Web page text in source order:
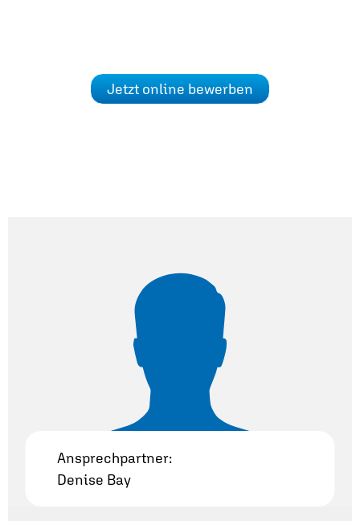
Jetzt online bewerben
Ansprechpartner:
Denise Bay